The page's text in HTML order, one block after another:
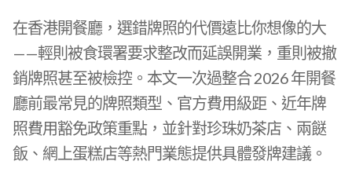
在香港開餐廳，選錯牌照的代價遠比你想像的大
——輕則被食環署要求整改而延誤開業，重則被撤
銷牌照甚至被檢控。本文一次過整合 2026 年開餐
廳前最常見的牌照類型、官方費用級距、近年牌
照費用豁免政策重點，並針對珍珠奶茶店、兩餸
飯、網上蛋糕店等熱門業態提供具體發牌建議。